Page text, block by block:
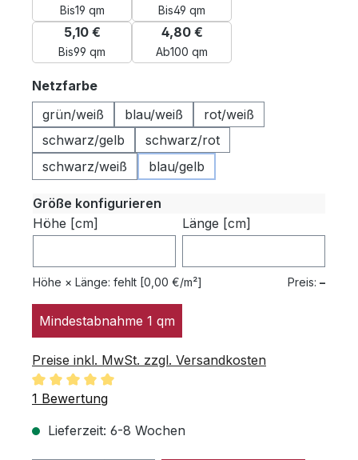
Bis19 qm Bis49 qm
Bis99 qm
5,10 €
Ab100 qm
4,80 €
Netzfarbeauswählen
grün/weiß
blau/weiß
rot/weiß
schwarz/gelb
schwarz/rot
schwarz/weiß
blau/gelb
Größe konfigurieren
Höhe [cm]
Länge [cm]
Höhe × Länge: fehlt [0,00 €/m²] Preis: –
Mindestabnahme 1 qm
Preise inkl. MwSt. zzgl. Versandkosten
Durchschnittliche Bewertung von 5 von 5 Sternen
1 Bewertung
Lieferzeit: 6-8 Wochen